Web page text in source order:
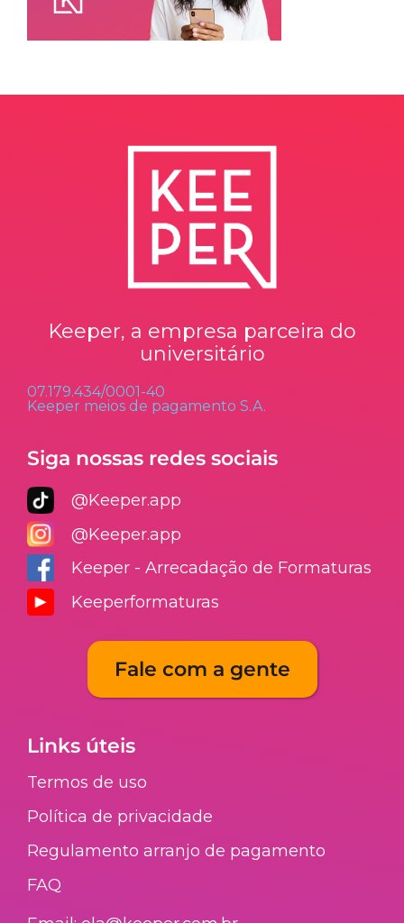
Keeper, a empresa parceira do
universitário
07.179.434/0001-40
Keeper meios de pagamento S.A.
Siga nossas redes sociais
@Keeper.app
@Keeper.app
Keeper - Arrecadação de Formaturas
Keeperformaturas
Fale com a gente
Links úteis
Termos de uso
Política de privacidade
Regulamento arranjo de pagamento​
FAQ​